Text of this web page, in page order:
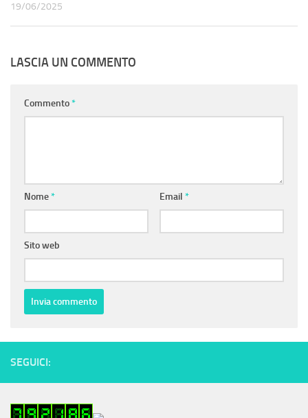
19/06/2025
LASCIA UN COMMENTO
Commento*
Nome* Email *
Sito web
SEGUICI: